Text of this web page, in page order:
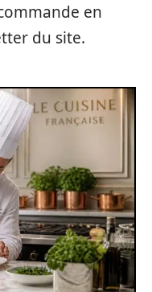
en
du site.